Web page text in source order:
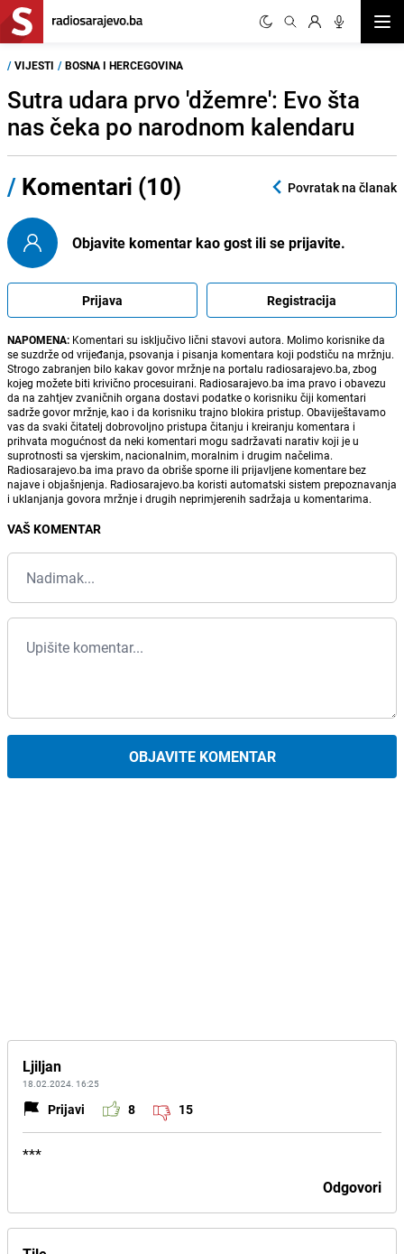
/ VIJESTI / BOSNA I HERCEGOVINA
Sutra udara prvo 'džemre': Evo šta
nas čeka po narodnom kalendaru
/ Komentari (10) Povratak na članak
Objavite komentar kao gost ili se prijavite.
Prijava Registracija
NAPOMENA: Komentari su isključivo lični stavovi autora. Molimo korisnike da
se suzdrže od vrijeđanja, psovanja i pisanja komentara koji podstiču na mržnju.
Strogo zabranjen bilo kakav govor mržnje na portalu radiosarajevo.ba, zbog
kojeg možete biti krivično procesuirani. Radiosarajevo.ba ima pravo i obavezu
da na zahtjev zvaničnih organa dostavi podatke o korisniku čiji komentari
sadrže govor mržnje, kao i da korisniku trajno blokira pristup. Obaviještavamo
vas da svaki čitatelj dobrovoljno pristupa čitanju i kreiranju komentara i
prihvata mogućnost da neki komentari mogu sadržavati narativ koji je u
suprotnosti sa vjerskim, nacionalnim, moralnim i drugim načelima.
Radiosarajevo.ba ima pravo da obriše sporne ili prijavljene komentare bez
najave i objašnjenja. Radiosarajevo.ba koristi automatski sistem prepoznavanja
i uklanjanja govora mržnje i drugih neprimjerenih sadržaja u komentarima.
VAŠ KOMENTAR
OBJAVITE KOMENTAR
Ljiljan
18.02.2024. 16:25
Prijavi 8 15
***
Odgovori